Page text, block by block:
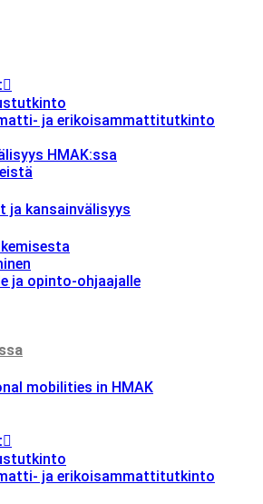
ja erikoisammattitutkinto
HMAK:ssa
ja kansainvälisyys
ja opinto-ohjaajalle
mobilities in HMAK
ja erikoisammattitutkinto